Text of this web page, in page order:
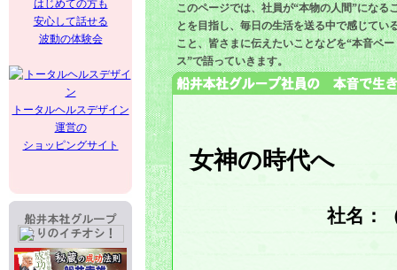
はじめての方も
安心して話せる
波動の体験会
トータルヘルスデザイン
運営の
ショッピングサイト
このページでは、社員が“本物の人間”になる
とを目指し、毎日の生活を送る中で感じてい
こと、皆さまに伝えたいことなどを“本音ベー
ス”で語っていきます。
女神の時代へ
社名：